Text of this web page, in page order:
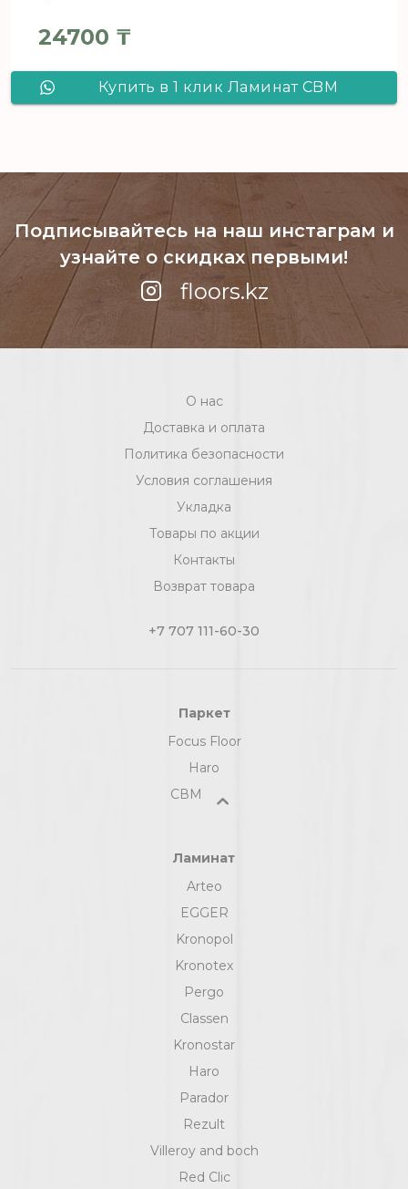
24700 ₸
Купить в 1 клик Ламинат CBM
Подписывайтесь на наш инстаграм и
узнайте о скидках первыми!
floors.kz
О нас
Доставка и оплата
Политика безопасности
Условия соглашения
Укладка
Товары по акции
Контакты
Возврат товара
+7 707 111-60-30
Паркет
Focus Floor
Haro
СВМ
Ламинат
Arteo
EGGER
Kronopol
Kronotex
Pergo
Classen
Kronostar
Haro
Parador
Rezult
Villeroy and boch
Red Clic